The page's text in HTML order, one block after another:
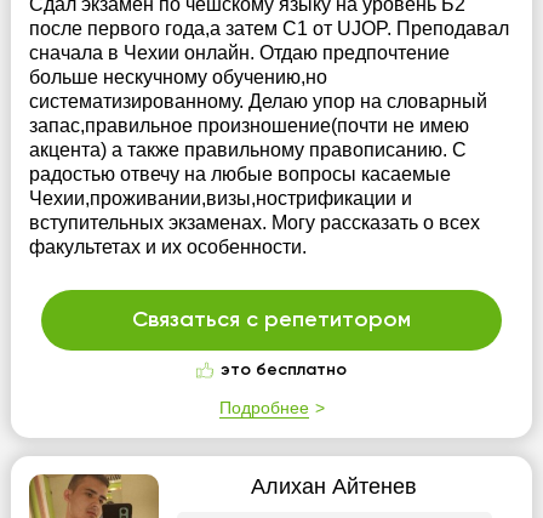
Сдал экзамен по чешскому языку на уровень Б2
после первого года,а затем С1 от UJOP. Преподавал
сначала в Чехии онлайн. Отдаю предпочтение
больше нескучному обучению,но
систематизированному. Делаю упор на словарный
запас,правильное произношение(почти не имею
акцента) а также правильному правописанию. С
радостью отвечу на любые вопросы касаемые
Чехии,проживании,визы,нострификации и
вступительных экзаменах. Могу рассказать о всех
факультетах и их особенности.
Связаться с репетитором
это бесплатно
Подробнее
Алихан Айтенев